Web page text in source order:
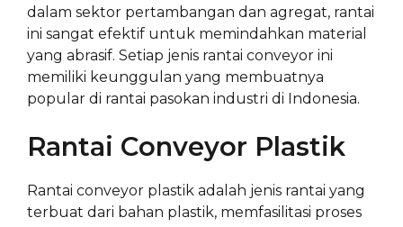
dalam sektor pertambangan dan agregat, rantai
ini sangat efektif untuk memindahkan material
yang abrasif. Setiap jenis rantai conveyor ini
memiliki keunggulan yang membuatnya
popular di rantai pasokan industri di Indonesia.
Rantai Conveyor Plastik
Rantai conveyor plastik adalah jenis rantai yang
terbuat dari bahan plastik, memfasilitasi proses